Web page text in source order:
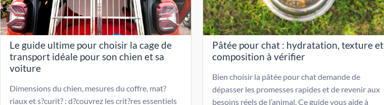
Le guide ultime pour choisir la cage de
transport idéale pour son chien et sa
voiture
Dimensions du chien, mesures du coffre, mat?
riaux et s?curit? : d?couvrez les crit?res essentiels
Pâtée pour chat : hydratation, texture et
composition à vérifier
Bien choisir la pâtée pour chat demande de
dépasser les promesses rapides et de revenir aux
besoins réels de l’animal. Ce guide vous aide à